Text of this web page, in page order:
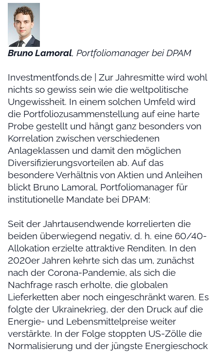
Bruno Lamoral, Portfoliomanager bei DPAM
Investmentfonds.de | Zur Jahresmitte wird wohl
nichts so gewiss sein wie die weltpolitische
Ungewissheit. In einem solchen Umfeld wird
die Portfoliozusammenstellung auf eine harte
Probe gestellt und hängt ganz besonders von
Korrelation zwischen verschiedenen
Anlageklassen und damit den möglichen
Diversifizierungsvorteilen ab. Auf das
besondere Verhältnis von Aktien und Anleihen
blickt Bruno Lamoral, Portfoliomanager für
institutionelle Mandate bei DPAM:
Seit der Jahrtausendwende korrelierten die
beiden überwiegend negativ, d. h. eine 60/40-
Allokation erzielte attraktive Renditen. In den
2020er Jahren kehrte sich das um, zunächst
nach der Corona-Pandemie, als sich die
Nachfrage rasch erholte, die globalen
Lieferketten aber noch eingeschränkt waren. Es
folgte der Ukrainekrieg, der den Druck auf die
Energie- und Lebensmittelpreise weiter
verstärkte. In der Folge stoppten US-Zölle die
Normalisierung und der jüngste Energieschock